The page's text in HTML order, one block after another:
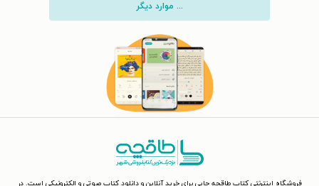
... موارد دیگر
فروشگاه اینترنتی کتاب طاقچه جایی برای خرید آنلاین و دانلود کتاب صوتی و الکترونیکی است. در